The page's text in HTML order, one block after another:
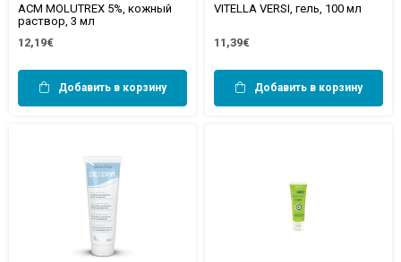
ACM MOLUTREX 5%, кожный
раствор, 3 мл
12,19€
Добавить в корзину
VITELLA VERSI, гель, 100 мл
11,39€
Добавить в корзину